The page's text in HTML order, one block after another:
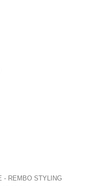
- REMBO STYLING